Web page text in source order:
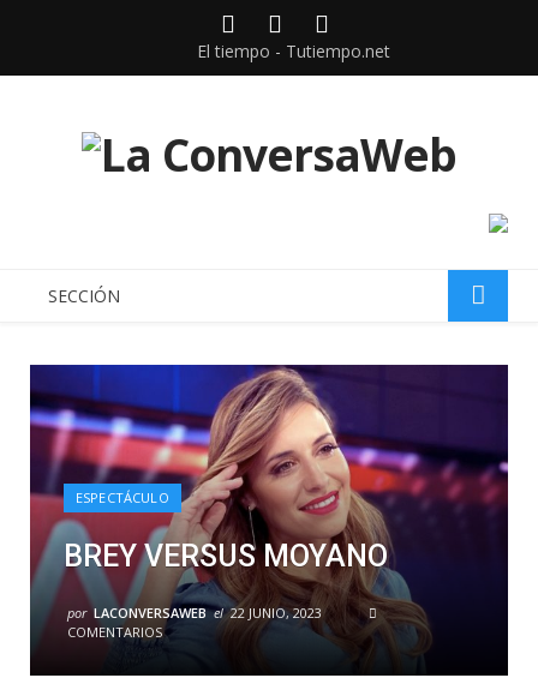
Facebook
Twitter
El tiempo - Tutiempo.net
SECCIÓN
ESPECTÁCULO
BREY VERSUS MOYANO
por LACONVERSAWEB el 22 JUNIO, 2023
COMENTARIOS